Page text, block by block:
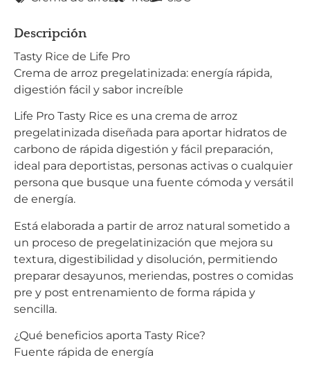
Descripción
Tasty Rice de Life Pro
Crema de arroz pregelatinizada: energía rápida,
digestión fácil y sabor increíble
Life Pro Tasty Rice es una crema de arroz
pregelatinizada diseñada para aportar hidratos de
carbono de rápida digestión y fácil preparación,
ideal para deportistas, personas activas o cualquier
persona que busque una fuente cómoda y versátil
de energía.
Está elaborada a partir de arroz natural sometido a
un proceso de pregelatinización que mejora su
textura, digestibilidad y disolución, permitiendo
preparar desayunos, meriendas, postres o comidas
pre y post entrenamiento de forma rápida y
sencilla.
¿Qué beneficios aporta Tasty Rice?
Fuente rápida de energía